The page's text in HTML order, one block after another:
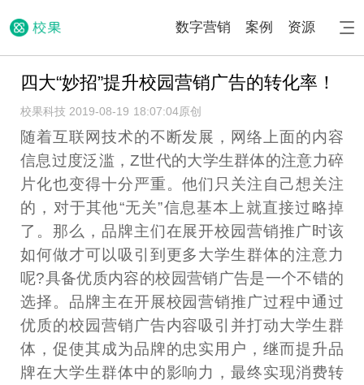
数字营销 案例 资源
四大“妙招”提升校园营销广告的转化率！
校果科技 2019-08-19 18:07:04原创
随着互联网技术的不断发展，网络上面的内容
信息过度泛滥，Z世代的大学生群体的注意力碎
片化也变得十分严重。他们只关注自己想关注
的，对于其他“无关”信息基本上就直接过略掉
了。那么，品牌主们在展开校园营销推广时该
如何做才可以吸引到更多大学生群体的注意力
呢?具备优质内容的校园营销广告是一个不错的
选择。品牌主在开展校园营销推广过程中通过
优质的校园营销广告内容吸引并打动大学生群
体，促使其成为品牌的忠实用户，继而提升品
牌在大学生群体中的影响力，最终实现消费转